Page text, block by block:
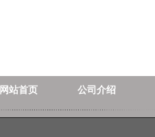
网站首页 公司介绍